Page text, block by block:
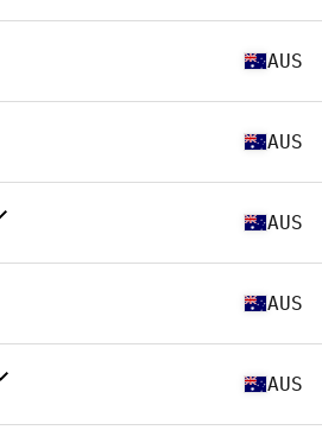
AUS
AUS
AUS
AUS
AUS